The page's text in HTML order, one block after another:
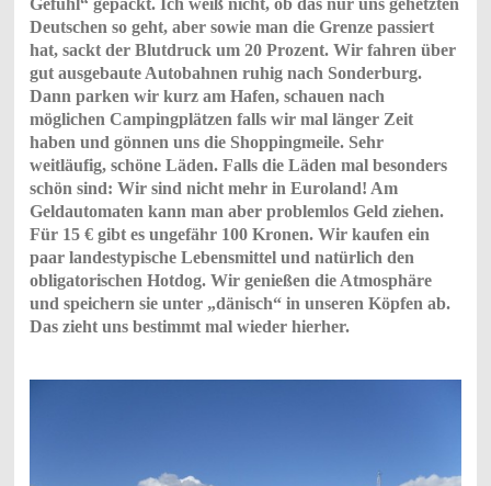
Deutschen so geht, aber sowie man die Grenze passiert
hat, sackt der Blutdruck um 20 Prozent. Wir fahren über
gut ausgebaute Autobahnen ruhig nach Sonderburg.
Dann parken wir kurz am Hafen, schauen nach
möglichen Campingplätzen falls wir mal länger Zeit
haben und gönnen uns die Shoppingmeile. Sehr
weitläufig, schöne Läden. Falls die Läden mal besonders
schön sind: Wir sind nicht mehr in Euroland! Am
Geldautomaten kann man aber problemlos Geld ziehen.
Für 15 € gibt es ungefähr 100 Kronen. Wir kaufen ein
paar landestypische Lebensmittel und natürlich den
obligatorischen Hotdog. Wir genießen die Atmosphäre
und speichern sie unter „dänisch“ in unseren Köpfen ab.
Das zieht uns bestimmt mal wieder hierher.